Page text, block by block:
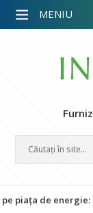
energie:
MENIU